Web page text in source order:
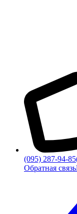
(095) 287-94-85
Обратная связь